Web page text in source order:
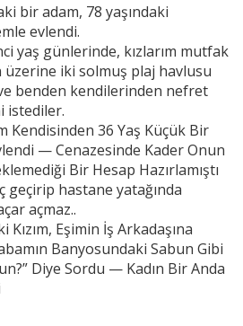
bir adam, 78 yaşındaki
evlendi.
yaş günlerinde, kızlarım mutfak
üzerine iki solmuş plaj havlusu
benden kendilerinden nefret
istediler.
Kendisinden 36 Yaş Küçük Bir
— Cenazesinde Kader Onun
Bir Hesap Hazırlamıştı
geçirip hastane yatağında
açmaz..
Kızım, Eşimin İş Arkadaşına
Banyosundaki Sabun Gibi
Diye Sordu — Kadın Bir Anda